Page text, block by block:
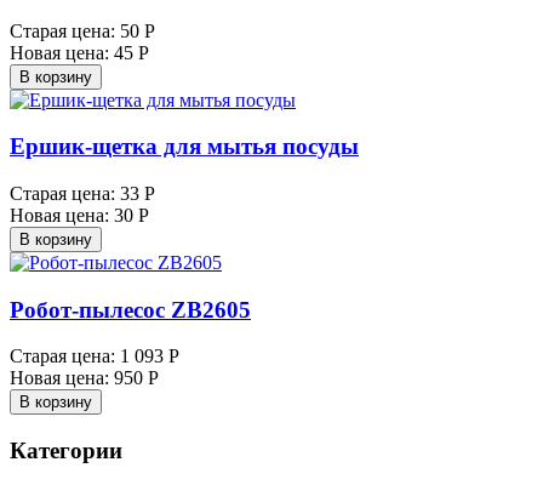
Старая цена: 50 Р
Новая цена: 45 Р
В корзину
Ершик-щетка для мытья посуды
Старая цена: 33 Р
Новая цена: 30 Р
В корзину
Робот-пылесос ZB2605
Старая цена: 1 093 Р
Новая цена: 950 Р
В корзину
Категории